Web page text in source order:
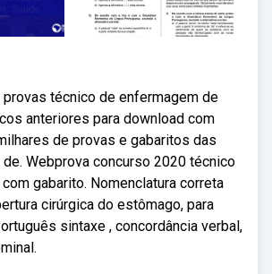
provas técnico de enfermagem de
anteriores para download com
de provas e gabaritos das
Webprova concurso 2020 técnico
gabarito. Nomenclatura correta
cirúrgica do estômago, para
sintaxe , concordância verbal,